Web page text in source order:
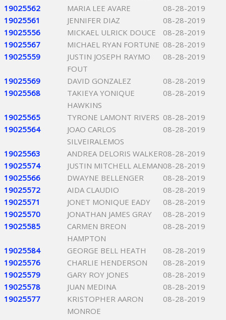
19025562
MARIA LEE AVARE
08-28-2019
19025561
JENNIFER DIAZ
08-28-2019
19025556
MICKAEL ULRICK DOUCE
08-28-2019
19025567
MICHAEL RYAN FORTUNE 08-28-2019
19025559
JUSTIN JOSEPH RAYMO
FOUT
08-28-2019
19025569 DAVID GONZALEZ
08-28-2019
19025568
TAKIEYA YONIQUE
HAWKINS
08-28-2019
19025565 TYRONE LAMONT RIVERS 08-28-2019
19025564
JOAO CARLOS
SILVEIRALEMOS
08-28-2019
19025563 ANDREA DELORIS WALKER08-28-2019
19025574
JUSTIN MITCHELL ALEMAN08-28-2019
19025566
DWAYNE BELLENGER
08-28-2019
19025572
AIDA CLAUDIO
08-28-2019
19025571
JONET MONIQUE EADY
08-28-2019
19025570
JONATHAN JAMES GRAY
08-28-2019
19025585
CARMEN BREON
HAMPTON
08-28-2019
19025584 GEORGE BELL HEATH
08-28-2019
19025576
CHARLIE HENDERSON
08-28-2019
19025579
GARY ROY JONES
08-28-2019
19025578
JUAN MEDINA
08-28-2019
19025577
KRISTOPHER AARON
MONROE
08-28-2019